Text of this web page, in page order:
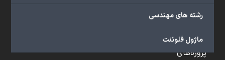
رشته های مهندسی
ماژول فلوئنت
آموزشی،
تخصصی،
پروژه‌های